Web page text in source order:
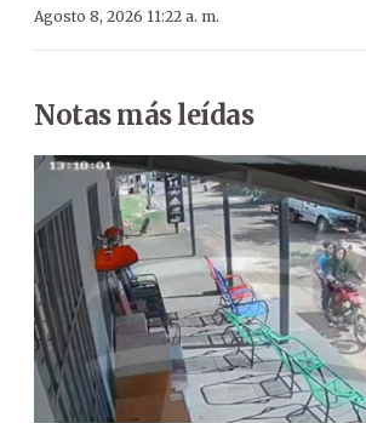
Agosto 8, 2026 11:22 a. m.
Notas más leídas